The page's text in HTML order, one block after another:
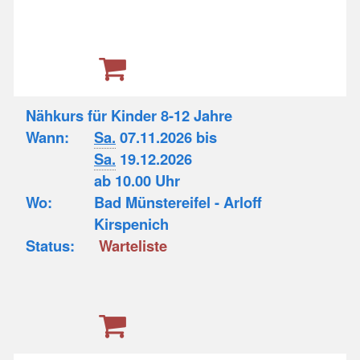
Nähkurs für Kinder 8-12 Jahre
Wann:
Sa. 07.11.2026 bis
Sa. 19.12.2026
ab 10.00 Uhr
Wo:
Bad Münstereifel - Arloff
Kirspenich
Status:
Warteliste